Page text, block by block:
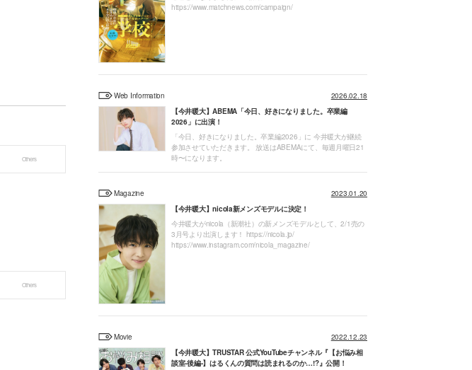
Others
Others
https://www.matchnews.com/campaign/
Web Information
2026.02.18
【今井暖大】ABEMA「今日、好きになりました。卒業編
2026」に出演！
「今日、好きになりました。卒業編2026」に 今井暖大が継続
参加させていただきます。 放送はABEMAにて、毎週月曜日21
時〜になります。
Magazine
2023.01.20
【今井暖大】nicola新メンズモデルに決定！
今井暖大がnicola（新潮社）の新メンズモデルとして、2/1売の
3月号より出演します！ https://nicola.jp/
https://www.instagram.com/nicola_magazine/
Movie
2022.12.23
【今井暖大】TRUSTAR 公式YouTubeチャンネル『【お悩み相
談室-後編-】はるくんの質問は読まれるのか…!?』公開！